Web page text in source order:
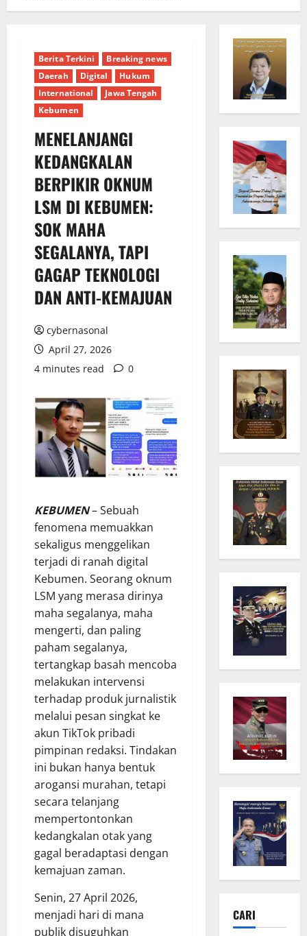
Berita Terkini
Breaking news
Daerah
Digital
Hukum
International
Jawa Tengah
Kebumen
MENELANJANGI
KEDANGKALAN
BERPIKIR OKNUM
LSM DI KEBUMEN:
SOK MAHA
SEGALANYA, TAPI
GAGAP TEKNOLOGI
DAN ANTI-KEMAJUAN
cybernasonal
April 27, 2026
4 minutes read
0
KEBUMEN– Sebuah
fenomena memuakkan
sekaligus menggelikan
terjadi di ranah digital
Kebumen. Seorang oknum
LSM yang merasa dirinya
maha segalanya, maha
mengerti, dan paling
paham segalanya,
tertangkap basah mencoba
melakukan intervensi
terhadap produk jurnalistik
melalui pesan singkat ke
akun TikTok pribadi
pimpinan redaksi. Tindakan
ini bukan hanya bentuk
arogansi murahan, tetapi
secara telanjang
mempertontonkan
kedangkalan otak yang
gagal beradaptasi dengan
kemajuan zaman.
Senin, 27 April 2026,
menjadi hari di mana
publik disuguhkan
CARI